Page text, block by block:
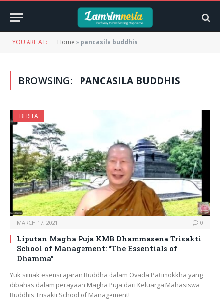
YOU ARE AT: Home » pancasila buddhis
BROWSING: PANCASILA BUDDHIS
BERITA
MARCH 17, 2021 0
Liputan Magha Puja KMB Dhammasena Trisakti
School of Management: “The Essentials of
Dhamma”
Yuk simak esensi ajaran Buddha dalam Ovāda Pāṭimokkha yang
dibahas dalam perayaan Magha Puja dari Keluarga Mahasiswa
Buddhis Trisakti School of Management!